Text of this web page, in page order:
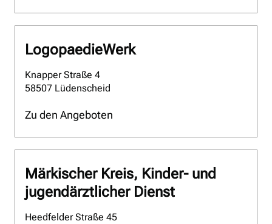
LogopaedieWerk
Knapper Straße 4
58507 Lüdenscheid
Zu den Angeboten
Märkischer Kreis, Kinder- und
jugendärztlicher Dienst
Heedfelder Straße 45